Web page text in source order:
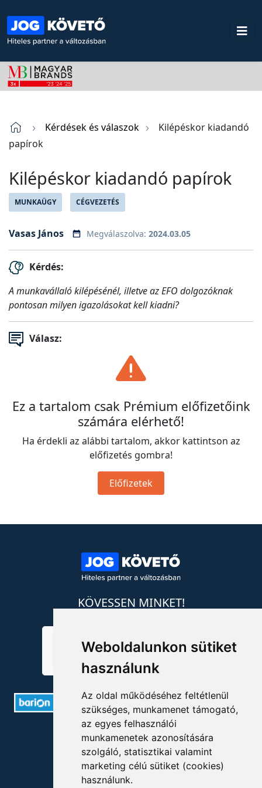
Weboldalunkon sütiket
használunk
Az oldal működéséhez feltétlenül
szükséges, munkamenet támogató,
az egyes felhasználói
munkamenetek azonosítására
szolgáló, statisztikai valamint
marketing célú sütiket (cookies)
használunk.
Kérdések és válaszok
Kilépéskor kiadandó
papírok
Kilépéskor kiadandó papírok
MUNKAÜGY CÉGVEZETÉS
Vasas János Megválaszolva: 2024.03.05
Kérdés:
A munkavállaló kilépésénél, illetve az EFO dolgozóknak
pontosan milyen igazolásokat kell kiadni?
Válasz:
Ez a tartalom csak Prémium előfizetőink
számára elérhető!
Ha érdekli az alábbi tartalom, akkor kattintson az
előfizetés gombra!
Előfizetek
KÖVESSEN MINKET!
ELÉRHETŐSÉGEK
+36 1 880 7600
info@mprx.hu